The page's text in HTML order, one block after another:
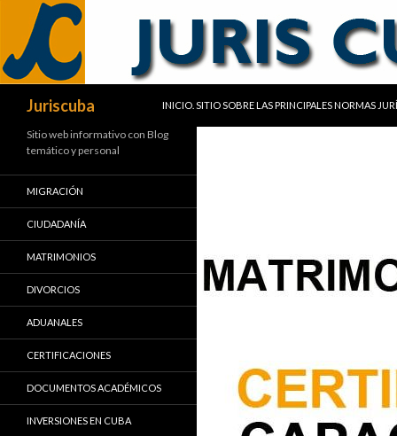
Juriscuba
INICIO. SITIO SOBRE LAS PRINCIPALES NORMAS
Sitio web informativo con Blog
temático y personal
MIGRACIÓN
CIUDADANÍA
MATRIMONIOS
DIVORCIOS
ADUANALES
CERTIFICACIONES
DOCUMENTOS ACADÉMICOS
INVERSIONES EN CUBA